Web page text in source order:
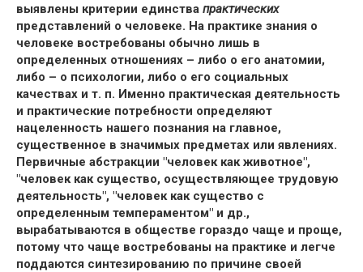
выявлены критерии единства практических
представлений о человеке. На практике знания о
человеке востребованы обычно лишь в
определенных отношениях – либо о его анатомии,
либо – о психологии, либо о его социальных
качествах и т. п. Именно практическая деятельность
и практические потребности определяют
нацеленность нашего познания на главное,
существенное в значимых предметах или явлениях.
Первичные абстракции "человек как животное",
"человек как существо, осуществляющее трудовую
деятельность", "человек как существо с
определенным темпераментом" и др.,
вырабатываются в обществе гораздо чаще и проще,
потому что чаще востребованы на практике и легче
поддаются синтезированию по причине своей